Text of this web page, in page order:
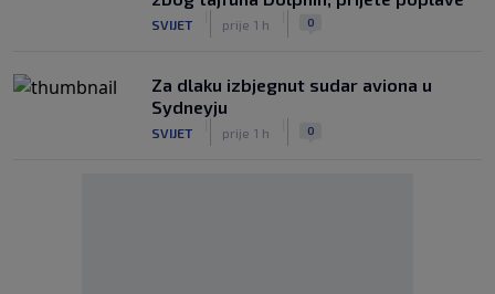
SVIJET prije 1 h 0
Za dlaku izbjegnut sudar aviona u
Sydneyju
SVIJET prije 1 h 0